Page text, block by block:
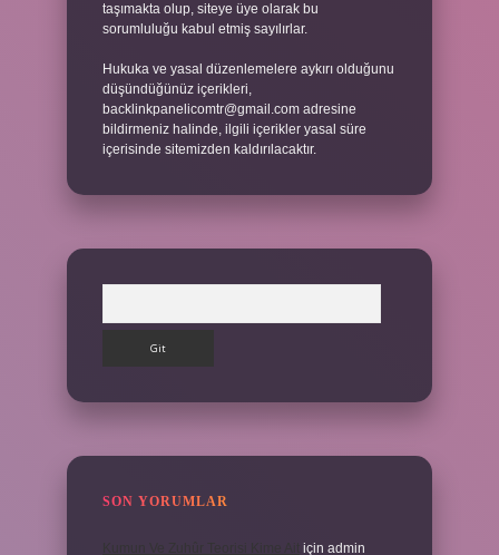
taşımakta olup, siteye üye olarak bu
sorumluluğu kabul etmiş sayılırlar.
Hukuka ve yasal düzenlemelere aykırı olduğunu
düşündüğünüz içerikleri,
backlinkpanelicomtr@gmail.com adresine
bildirmeniz halinde, ilgili içerikler yasal süre
içerisinde sitemizden kaldırılacaktır.
SON YORUMLAR
için admin